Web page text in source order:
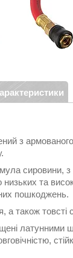
з
сировини,
низьких та
пошкоджень.
а також товсті
латунними